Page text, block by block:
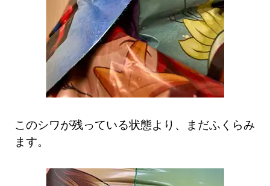
このシワが残っている状態より、まだふくらみ
ます。